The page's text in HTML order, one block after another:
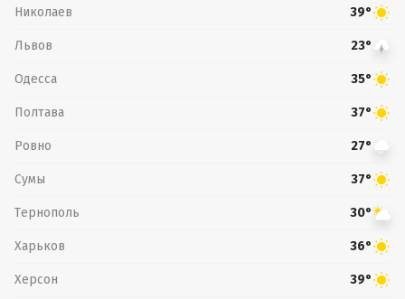
Николаев 39°
Львов 23°
Одесса 35°
Полтава 37°
Ровно 27°
Сумы 37°
Тернополь 30°
Харьков 36°
Херсон 39°